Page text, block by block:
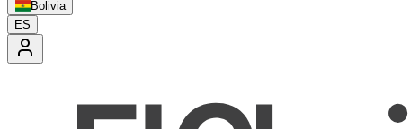
Bolivia
ES